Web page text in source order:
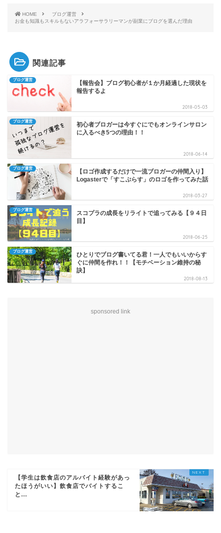
HOME
ブログ運営
お金も知識もスキルもないアラフォーサラリーマンが副業にブログを選んだ理由
関連記事
ブログ運営
【報告会】ブログ初心者が１か月経過した現状を
報告するよ
2018-05-03
ブログ運営
初心者ブロガーは今すぐにでもオンラインサロン
に入るべき5つの理由！！
2018-06-14
ブログ運営
【ロゴ作成するだけで一流ブロガーの仲間入り】
Logasterで「すこぷらす」のロゴを作ってみた話
2018-03-27
ブログ運営
スコプラの成長をリライトで追ってみる【９４日
目】
2018-06-25
ブログ運営
ひとりでブログ書いてる君！一人でもいいからす
ぐに仲間を作れ！！【モチベーション維持の秘
訣】
2018-08-13
sponsored link
【学生は飲食店のアルバイト経験があっ
たほうがいい】飲食店でバイトするこ
と...